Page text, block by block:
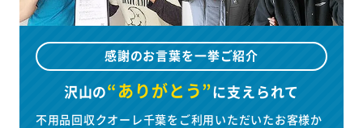
感謝のお言葉を一挙ご紹介
沢山の“ありがとう”に支えられて
不用品回収クオーレ千葉をご利用いただいたお客様か